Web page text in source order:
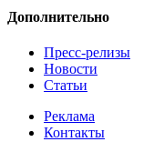
Дополнительно
Пресс-релизы
Новости
Статьи
Реклама
Контакты